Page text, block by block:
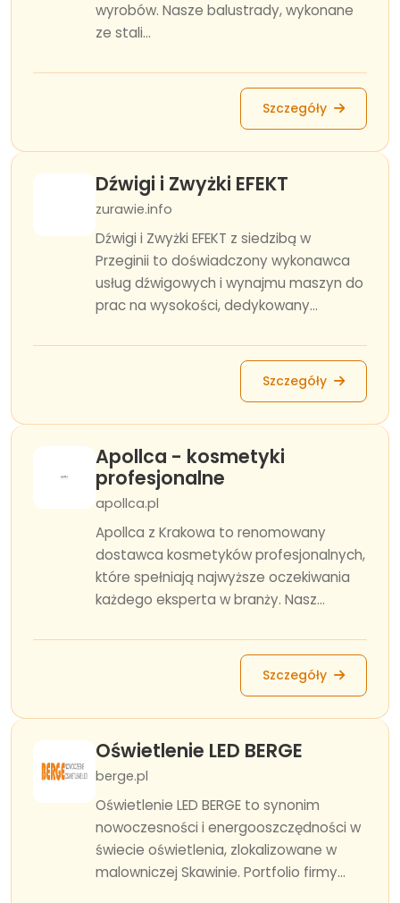
wyrobów. Nasze balustrady, wykonane
ze stali...
Szczegóły
Dźwigi i Zwyżki EFEKT
zurawie.info
Dźwigi i Zwyżki EFEKT z siedzibą w
Przeginii to doświadczony wykonawca
usług dźwigowych i wynajmu maszyn do
prac na wysokości, dedykowany...
Szczegóły
Apollca - kosmetyki
profesjonalne
apollca.pl
Apollca z Krakowa to renomowany
dostawca kosmetyków profesjonalnych,
które spełniają najwyższe oczekiwania
każdego eksperta w branży. Nasz...
Szczegóły
Oświetlenie LED BERGE
berge.pl
Oświetlenie LED BERGE to synonim
nowoczesności i energooszczędności w
świecie oświetlenia, zlokalizowane w
malowniczej Skawinie. Portfolio firmy...